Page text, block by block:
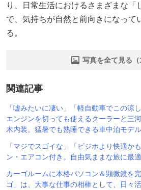
り、日常生活におけるさまざまな「
で、気持ちが自然と前向きになって
る。
写真を全て見る（
関連記事
「嘘みたいに凄い」「軽自動車でこの涼
エンジンを切っても使えるクーラーと三
木内装。猛暑でも熟睡できる車中泊モデル
「マジでスゴイな」「ビジホより快適か
ン・エアコン付き。自由気ままな旅に最適
カーゴルームに本格パソコン＆顕微鏡を
ゴ」は、大事な仕事の相棒として、日々